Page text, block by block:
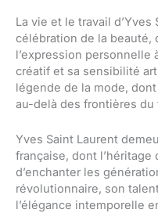
La vie et le travail
célébration de la beauté,
l’expression personnelle
créatif et sa sensibilité
légende de la mode,
au-delà des frontières du
Yves Saint Laurent
française, dont l’héritage
d’enchanter les
révolutionnaire, son
l’élégance intemporelle